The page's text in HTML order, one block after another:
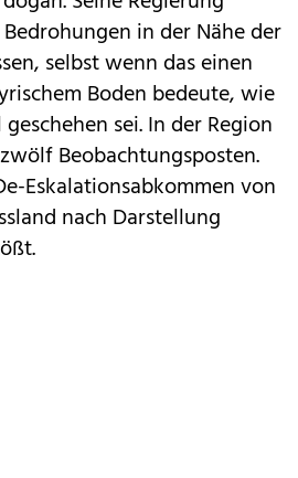
in der Nähe der
selbst wenn das einen
Boden bedeute, wie
sei. In der Region
Beobachtungsposten.
Eskalationsabkommen von
nach Darstellung